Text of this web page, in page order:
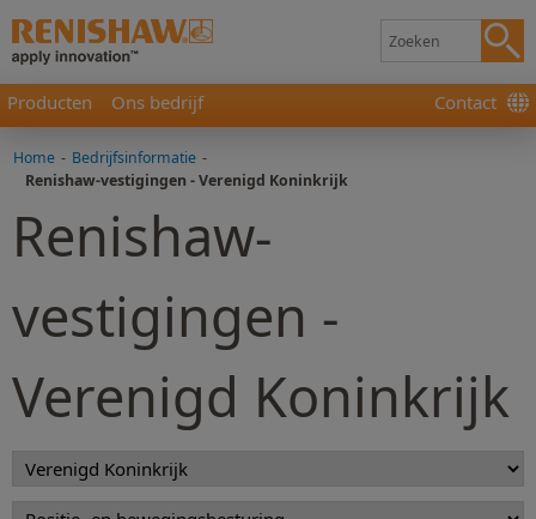
Producten Ons bedrijf Contact
Home - Bedrijfsinformatie -
Renishaw-vestigingen - Verenigd Koninkrijk
Renishaw-
vestigingen -
Verenigd Koninkrijk